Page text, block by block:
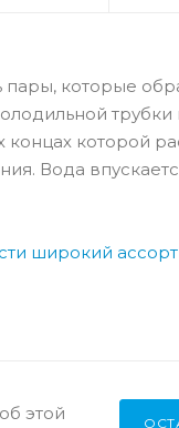
пары, которые
концах которой
Вода
широкий
этой